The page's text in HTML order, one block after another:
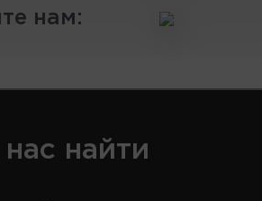
нам:
нас найти